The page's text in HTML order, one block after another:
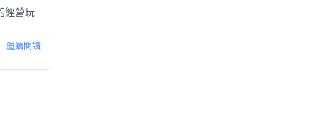
經營玩
繼續閱讀